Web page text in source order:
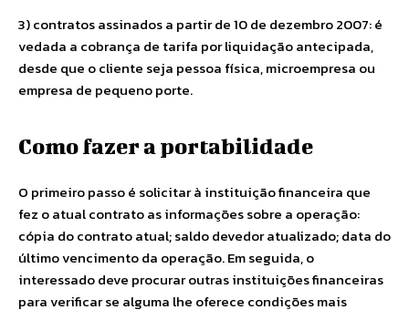
3) contratos assinados a partir de 10 de dezembro 2007: é
vedada a cobrança de tarifa por liquidação antecipada,
desde que o cliente seja pessoa física, microempresa ou
empresa de pequeno porte.
Como fazer a portabilidade
O primeiro passo é solicitar à instituição financeira que
fez o atual contrato as informações sobre a operação:
cópia do contrato atual; saldo devedor atualizado; data do
último vencimento da operação. Em seguida, o
interessado deve procurar outras instituições financeiras
para verificar se alguma lhe oferece condições mais